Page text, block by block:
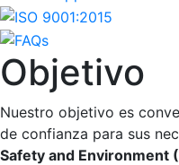
Objetivo
Nuestro objetivo es
de confianza para sus
Safety and Environment